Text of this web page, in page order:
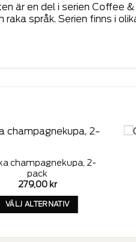
är en del i serien
språk. Serien finns i
Add to
wishlist
champagnekupa, 2-
pack
279,00 kr
VÄLJ ALTERNATIV